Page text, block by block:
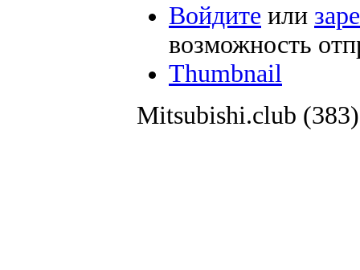
Войдите или
возможность
Thumbnail
Mitsubishi.club